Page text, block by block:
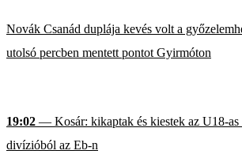
Novák Csanád duplája kevés volt a
utolsó percben mentett pontot Gyirmóton
19:02 — Kosár: kikaptak és kiestek az U18-
divízióból az Eb-n